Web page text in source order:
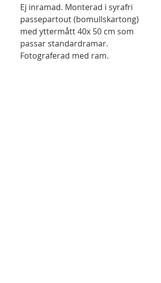
Ej inramad. Monterad i syrafri
passepartout (bomullskartong)
med yttermått 40x 50 cm som
passar standardramar.
Fotograferad med ram.